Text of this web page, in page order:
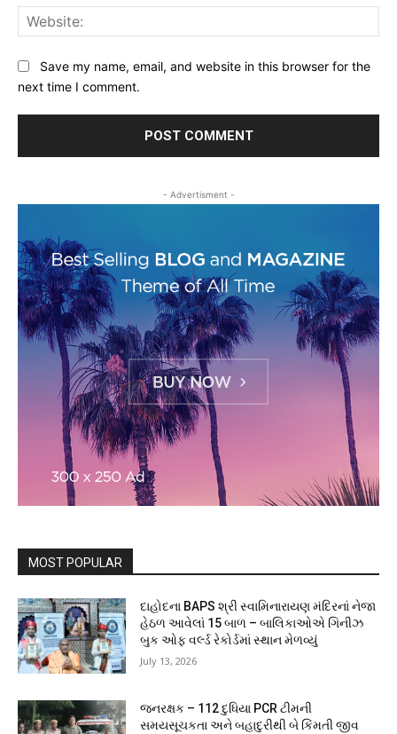
Save my name, email, and website in this browser for the
next time I comment.
- Advertisment -
MOST POPULAR
દાહોદના BAPS શ્રી સ્વામિનારાયણ મંદિરનાં નેજા
હેઠળ આવેલાં 15 બાળ – બાલિકાઓએ ગિનીઝ
બુક ઓફ વર્લ્ડ રેકોર્ડમાં સ્થાન મેળવ્યું
July 13, 2026
જનરક્ષક – 112 દુધિયા PCR ટીમની
સમયસૂચકતા અને બહાદુરીથી બે કિંમતી જીવ